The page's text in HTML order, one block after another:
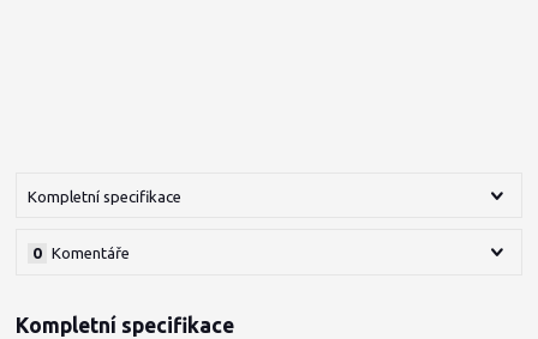
Kompletní specifikace
Komentáře
0
Kompletní specifikace